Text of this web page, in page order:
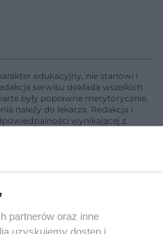
edukacyjny, nie stanowi i
serwisu dokłada wszelkich
były poprawne merytorycznie,
należy do lekarza. Redakcja i
wynikającej z
polegającej na udzielaniu
art. 3 ust 1 ustawy o
nie może być powielany i
w jakikolwiek sposób
partnerów oraz inne
uzyskujemy dostęp i